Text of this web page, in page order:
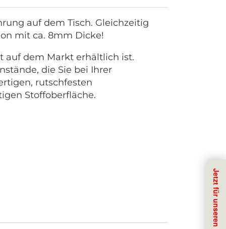
auf dem Tisch. Gleichzeitig
mit ca. 8mm Dicke!
auf dem Markt erhältlich ist.
die Sie bei Ihrer
rutschfesten
Stoffoberfläche.